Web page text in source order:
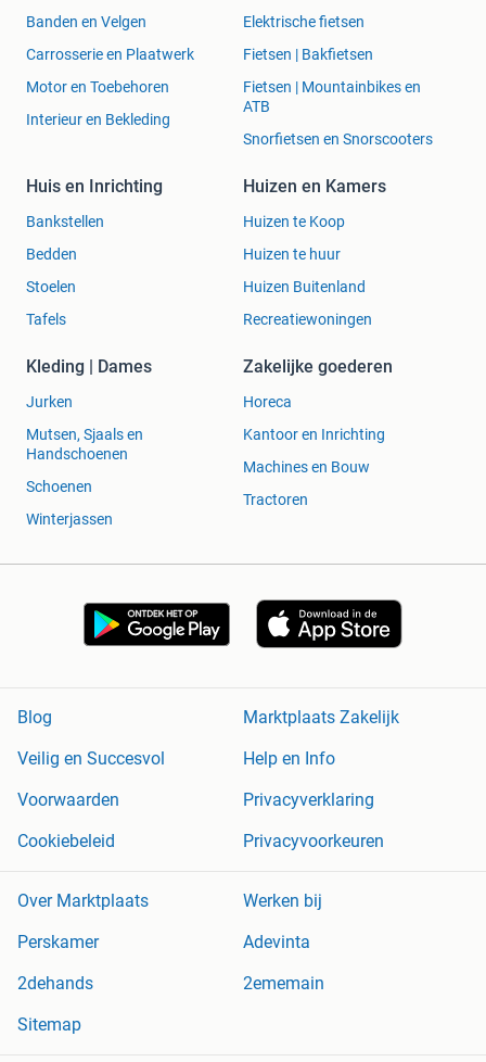
Banden en Velgen
Carrosserie en Plaatwerk
Motor en Toebehoren
Interieur en Bekleding
Elektrische fietsen
Fietsen | Bakfietsen
Fietsen | Mountainbikes en
ATB
Snorfietsen en Snorscooters
Huis en Inrichting
Bankstellen
Bedden
Stoelen
Tafels
Huizen en Kamers
Huizen te Koop
Huizen te huur
Huizen Buitenland
Recreatiewoningen
Kleding | Dames
Jurken
Mutsen, Sjaals en
Handschoenen
Schoenen
Winterjassen
Zakelijke goederen
Horeca
Kantoor en Inrichting
Machines en Bouw
Tractoren
Blog
Marktplaats Zakelijk
Veilig en Succesvol
Help en Info
Voorwaarden
Privacyverklaring
Cookiebeleid
Privacyvoorkeuren
Over Marktplaats
Werken bij
Perskamer
Adevinta
2dehands
2ememain
Sitemap